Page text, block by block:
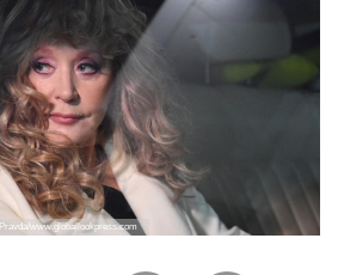
www.globallookpress.com